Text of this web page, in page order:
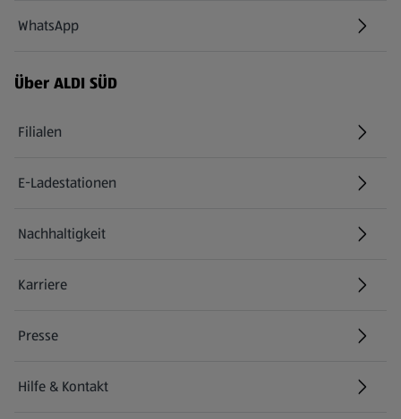
WhatsApp
Über ALDI SÜD
Filialen
E-Ladestationen
Nachhaltigkeit
Karriere
Presse
Hilfe & Kontakt
(öffnet in einem neuen Tab)